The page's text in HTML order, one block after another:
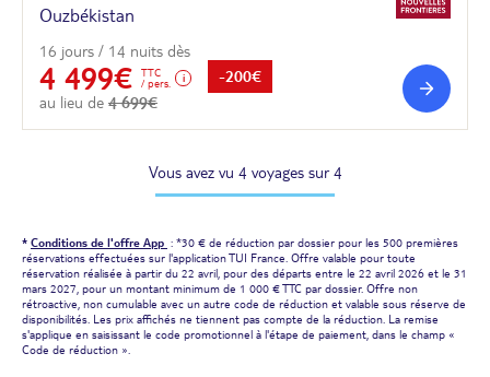
Ouzbékistan
16 jours / 14 nuits dès
4 499€
TTC
/ pers.
au lieu de 4 699€
-200€
Vous avez vu 4 voyages sur 4
* Conditions de l'offre App : *30 € de réduction par dossier pour les 500 premières
réservations effectuées sur l'application TUI France. Offre valable pour toute
réservation réalisée à partir du 22 avril, pour des départs entre le 22 avril 2026 et le 31
mars 2027, pour un montant minimum de 1 000 € TTC par dossier. Offre non
rétroactive, non cumulable avec un autre code de réduction et valable sous réserve de
disponibilités. Les prix affichés ne tiennent pas compte de la réduction. La remise
s'applique en saisissant le code promotionnel à l'étape de paiement, dans le champ «
Code de réduction ».